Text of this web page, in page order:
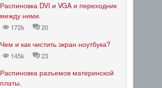
Распиновка DVI и VGA и переходник
между ними.
172k 20
Чем и как чистить экран ноутбука?
145k 23
Распиновка разъемов материнской
платы.